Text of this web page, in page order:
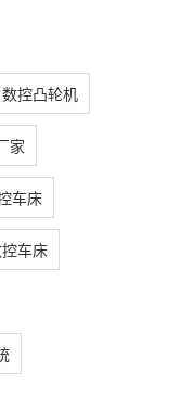
数控凸轮机
家
车床
车床